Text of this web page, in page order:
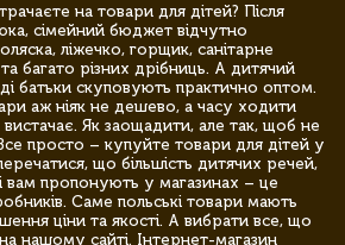
на товари для дітей? Після
сімейний бюджет відчутно
ліжечко, горщик, санітарне
багато різних дрібниць. А дитячий
батьки скуповують практично оптом.
аж ніяк не дешево, а часу ходити
вистачає. Як заощадити, але так, щоб не
просто – купуйте товари для дітей у
що більшість дитячих речей,
вам пропонують у магазинах – це
Саме польські товари мають
ціни та якості. А вибрати все, що
нашому сайті. Інтернет-магазин